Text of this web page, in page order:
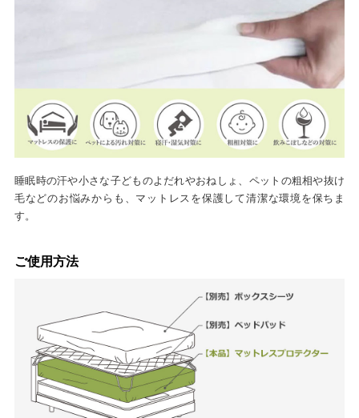
睡眠時の汗や小さな子どものよだれやおねしょ、ペットの粗相や抜け
毛などのお悩みからも、マットレスを保護して清潔な環境を保ちま
す。
ご使用方法